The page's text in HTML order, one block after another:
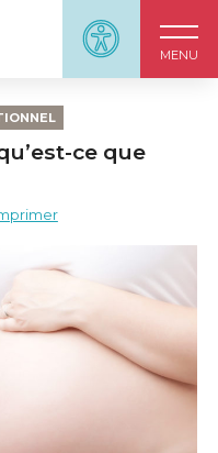
Panneau
MENU
by HôpitauxRobert
ce que
Facebook
sur Twitter
page sur LinkedIn
cette page sur email